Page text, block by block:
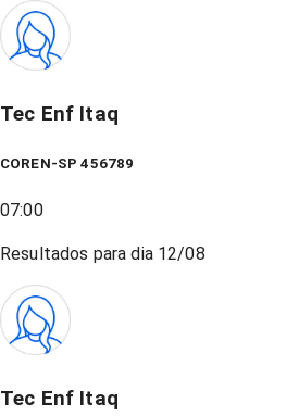
Tec Enf Itaq
COREN-SP 456789
07:00
Resultados para dia 12/08
Tec Enf Itaq